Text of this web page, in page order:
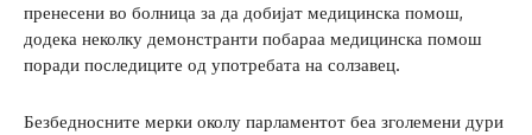
пренесени во болница за да добијат медицинска помош,
додека неколку демонстранти побараа медицинска помош
поради последиците од употребата на солзавец.
Безбедносните мерки околу парламентот беа зголемени дури